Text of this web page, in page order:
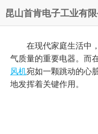
昆山首肯电子工业有
在现代家庭生活中，
气质量的重要电器。而
风机宛如一颗跳动的心
地发挥着关键作用。